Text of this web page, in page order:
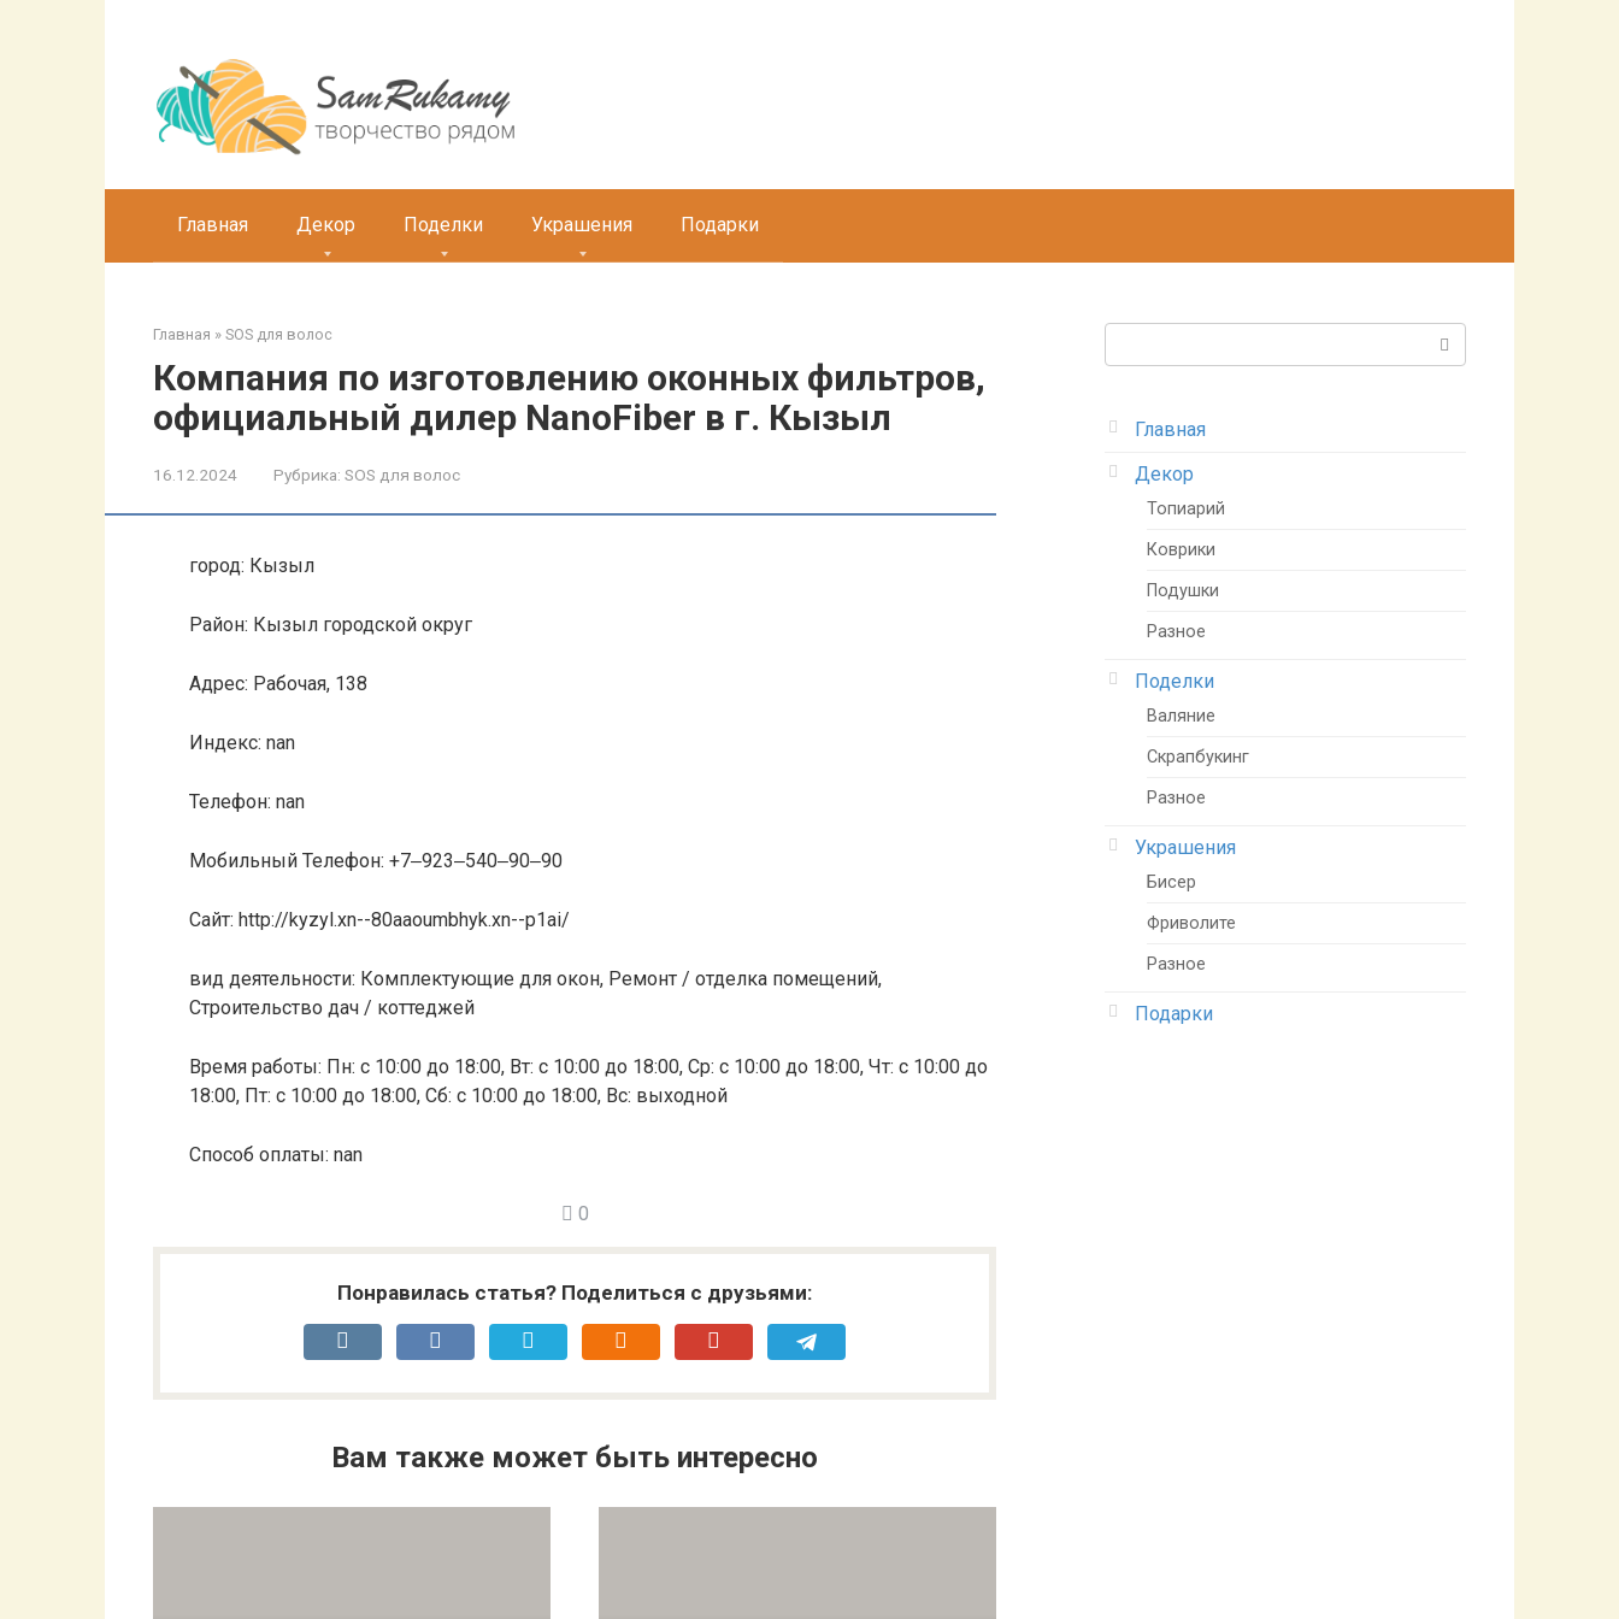
Главная Декор Поделки Украшения Подарки
Главная » SOS для волос
Компания по изготовлению оконных фильтров,
официальный дилер NanoFiber в г. Кызыл
16.12.2024 Рубрика: SOS для волос
город: Кызыл
Район: Кызыл городской округ
Адрес: Рабочая, 138
Индекс: nan
Телефон: nan
Мобильный Телефон: +7‒923‒540‒90‒90
Сайт: http://kyzyl.xn--80aaoumbhyk.xn--p1ai/
вид деятельности: Комплектующие для окон, Ремонт / отделка помещений,
Строительство дач / коттеджей
Время работы: Пн: с 10:00 до 18:00, Вт: с 10:00 до 18:00, Ср: с 10:00 до 18:00, Чт: с 10:00 до
18:00, Пт: с 10:00 до 18:00, Сб: с 10:00 до 18:00, Вс: выходной
Способ оплаты: nan
0
Понравилась статья? Поделиться с друзьями:
Вам также может быть интересно
Главная
Декор
Топиарий
Коврики
Подушки
Разное
Поделки
Валяние
Скрапбукинг
Разное
Украшения
Бисер
Фриволите
Разное
Подарки